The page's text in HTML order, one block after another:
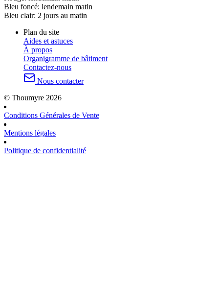
Bleu foncé: lendemain matin
Bleu clair: 2 jours au matin
Plan du site
Aides et astuces
À propos
Organigramme de bâtiment
Contactez-nous
Nous contacter
© Thoumyre 2026
Conditions Générales de Vente
Mentions légales
Politique de confidentialité